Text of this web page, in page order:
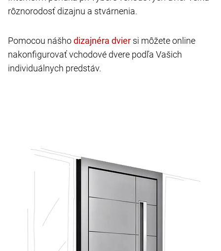
rôznorodosť dizajnu a stvárnenia.
Pomocou nášho
si môžete online
nakonfigurovať vchodové dvere podľa Vašich
individuálnych predstáv.